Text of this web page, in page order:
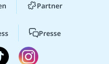
Partner
Presse